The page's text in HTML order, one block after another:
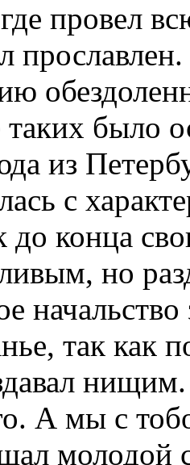
провел
было
из
с
до конца
но
так как
А мы с
молодой